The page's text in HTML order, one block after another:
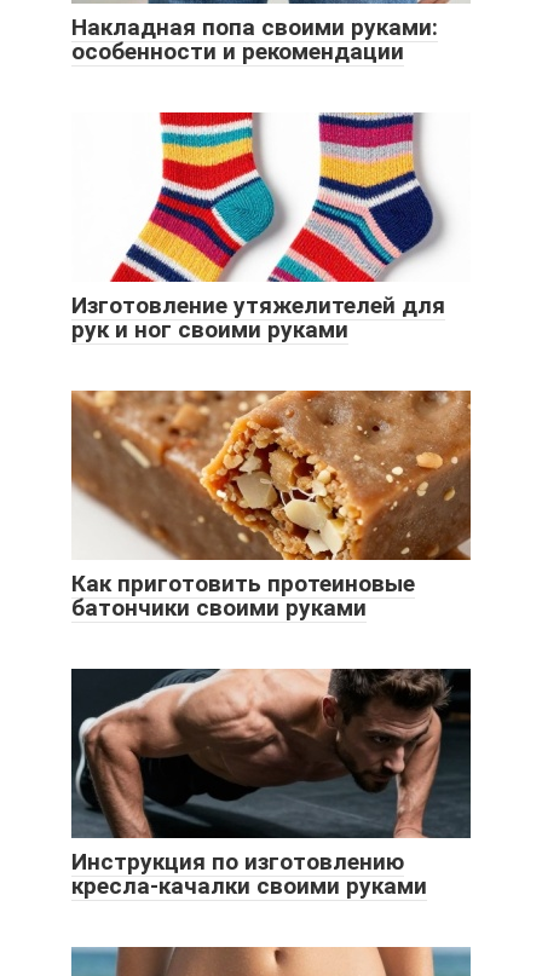
Накладная попа своими руками:
особенности и рекомендации
Изготовление утяжелителей для
рук и ног своими руками
Как приготовить протеиновые
батончики своими руками
Инструкция по изготовлению
кресла-качалки своими руками